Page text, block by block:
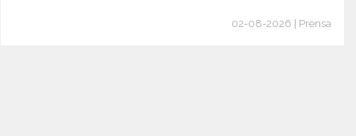
02-08-2026 | Prensa